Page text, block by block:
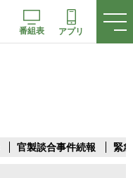
番組表 アプリ
官製談合事件続報 緊